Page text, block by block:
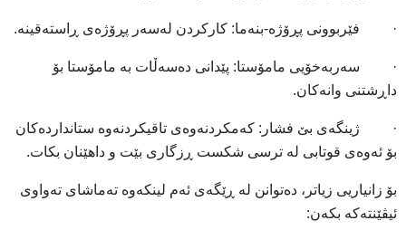
· فێربوونی پڕۆژە-بنەما: کارکردن لەسەر پڕۆژەی ڕاستەقینە.
· سەربەخۆیی مامۆستا: پێدانی دەسەڵات بە مامۆستا بۆ
داڕشتنی وانەکان.
· ژینگەی بێ فشار: کەمکردنەوەی تاقیکردنەوە ستانداردەکان
بۆ ئەوەی قوتابی لە ترسی شکست ڕزگاری بێت و داهێنان بکات.
بۆ زانیاریی زیاتر، دەتوانن لە ڕێگەی ئەم لینکەوە تەماشای تەواوی
ئیڤێنتەکە بکەن: